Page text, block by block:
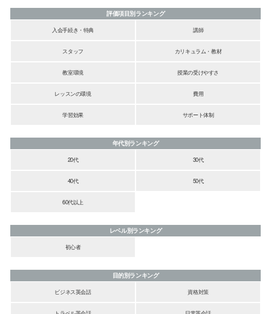
評価項目別ランキング
入会手続き・特典
講師
スタッフ カリキュラム・教材
教室環境 授業の受けやすさ
レッスンの環境 費用
学習効果 サポート体制
年代別ランキング
20代
30代
40代 50代
60代以上
レベル別ランキング
初心者
目的別ランキング
ビジネス英会話
資格対策